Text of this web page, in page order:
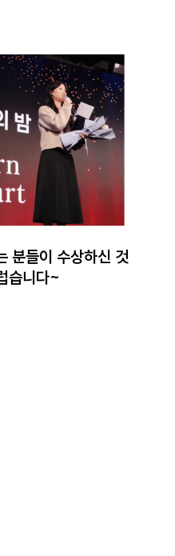
분들이 수상하신 것
습니다~